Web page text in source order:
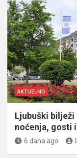
AKTUELNO
Ljubuški
noćenja, gosti
6 dana ago